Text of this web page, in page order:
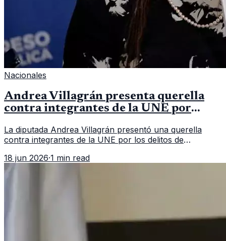
Nacionales
Andrea Villagrán presenta querella
contra integrantes de la UNE por
La diputada Andrea Villagrán presentó una querella
contra integrantes de la UNE por los delitos de
18 jun 2026·1 min read